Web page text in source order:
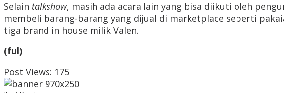
Selain talkshow, masih ada acara lain yang bisa diikuti oleh
membeli barang-barang yang dijual di marketplace seperti
tiga brand in house milik Valen.
(ful)
Post Views: 175